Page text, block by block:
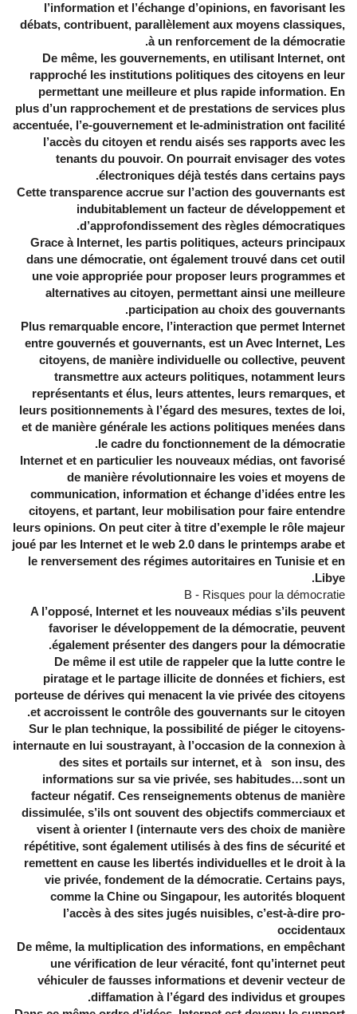
l’information et l’échange d’opinions, en favorisant les
débats, contribuent, parallèlement aux moyens classiques,
à un renforcement de la démocratie.
De même, les gouvernements, en utilisant Internet, ont
rapproché les institutions politiques des citoyens en leur
permettant une meilleure et plus rapide information. En
plus d’un rapprochement et de prestations de services plus
accentuée, l’e-gouvernement et le-administration ont facilité
l’accès du citoyen et rendu aisés ses rapports avec les
tenants du pouvoir. On pourrait envisager des votes
électroniques déjà testés dans certains pays.
Cette transparence accrue sur l’action des gouvernants est
indubitablement un facteur de développement et
d’approfondissement des règles démocratiques.
Grace à Internet, les partis politiques, acteurs principaux
dans une démocratie, ont également trouvé dans cet outil
une voie appropriée pour proposer leurs programmes et
alternatives au citoyen, permettant ainsi une meilleure
participation au choix des gouvernants.
Plus remarquable encore, l’interaction que permet Internet
entre gouvernés et gouvernants, est un Avec Internet, Les
citoyens, de manière individuelle ou collective, peuvent
transmettre aux acteurs politiques, notamment leurs
représentants et élus, leurs attentes, leurs remarques, et
leurs positionnements à l’égard des mesures, textes de loi,
et de manière générale les actions politiques menées dans
le cadre du fonctionnement de la démocratie.
Internet et en particulier les nouveaux médias, ont favorisé
de manière révolutionnaire les voies et moyens de
communication, information et échange d’idées entre les
citoyens, et partant, leur mobilisation pour faire entendre
leurs opinions. On peut citer à titre d’exemple le rôle majeur
joué par les Internet et le web 2.0 dans le printemps arabe et
le renversement des régimes autoritaires en Tunisie et en
Libye.
B - Risques pour la démocratie
A l’opposé, Internet et les nouveaux médias s’ils peuvent
favoriser le développement de la démocratie, peuvent
également présenter des dangers pour la démocratie.
De même il est utile de rappeler que la lutte contre le
piratage et le partage illicite de données et fichiers, est
porteuse de dérives qui menacent la vie privée des citoyens
et accroissent le contrôle des gouvernants sur le citoyen.
Sur le plan technique, la possibilité de piéger le citoyens-
internaute en lui soustrayant, à l’occasion de la connexion à
des sites et portails sur internet, et à son insu, des
informations sur sa vie privée, ses habitudes…sont un
facteur négatif. Ces renseignements obtenus de manière
dissimulée, s’ils ont souvent des objectifs commerciaux et
visent à orienter l (internaute vers des choix de manière
répétitive, sont également utilisés à des fins de sécurité et
remettent en cause les libertés individuelles et le droit à la
vie privée, fondement de la démocratie. Certains pays,
comme la Chine ou Singapour, les autorités bloquent
l’accès à des sites jugés nuisibles, c’est-à-dire pro-
occidentaux
De même, la multiplication des informations, en empêchant
une vérification de leur véracité, font qu’internet peut
véhiculer de fausses informations et devenir vecteur de
diffamation à l’égard des individus et groupes.